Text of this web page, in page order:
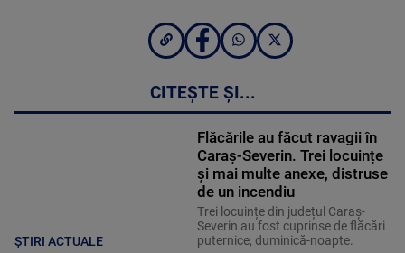
CITEȘTE ȘI...
ȘTIRI ACTUALE
Flăcările au făcut ravagii în
Caraș-Severin. Trei locuințe
și mai multe anexe, distruse
de un incendiu
Trei locuințe din județul Caraș-
Severin au fost cuprinse de flăcări
puternice, duminică-noapte.